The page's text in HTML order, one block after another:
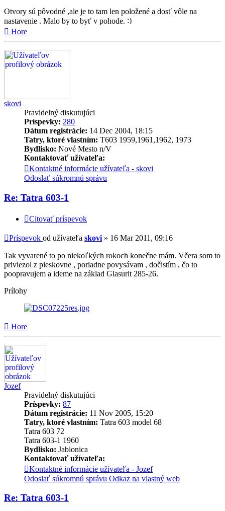
Otvory sú pôvodné ,ale je to tam len položené a dosť vôle na
nastavenie . Malo by to byť v pohode.
Hore
skovi
Pravidelný diskutujúci
Príspevky: 280
Dátum registrácie: 14 Dec 2004, 18:15
Tatry, ktoré vlastním: T603 1959,1961,1962, 1973
Bydlisko: Nové Mesto n/V
Kontaktovať užívateľa:
Kontaktné informácie užívateľa - skovi
Odoslať súkromnú správu
Re: Tatra 603-1
Citovať príspevok
Príspevok od užívateľa skovi » 16 Mar 2011, 09:16
Tak vyvarené to po niekoľkých rokoch konečne mám. Včera som to
priviezol z pieskovne , poriadne povysávam , dočistím , čo to
poopravujem a ideme na základ Glasurit 285-26.
Prílohy
Hore
Jozef
Pravidelný diskutujúci
Príspevky: 87
Dátum registrácie: 11 Nov 2005, 15:20
Tatry, ktoré vlastním: Tatra 603 model 68
Tatra 603 72
Tatra 603-1 1960
Bydlisko: Jablonica
Kontaktovať užívateľa:
Kontaktné informácie užívateľa - Jozef
Odoslať súkromnú správu Odkaz na vlastný web
Re: Tatra 603-1